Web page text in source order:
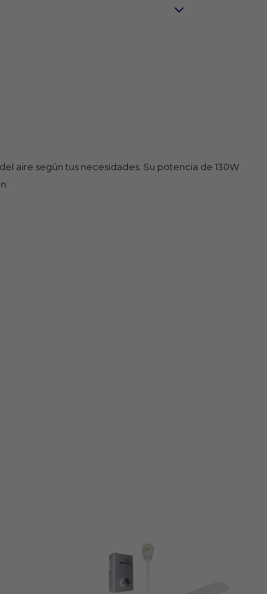
aire según tus necesidades. Su potencia de 130W